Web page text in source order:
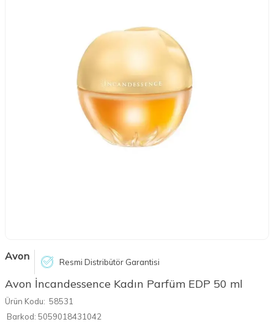
Avon Resmi Distribütör Garantisi
Avon İncandessence Kadın Parfüm EDP 50 ml
Ürün Kodu: 58531
Barkod: 5059018431042